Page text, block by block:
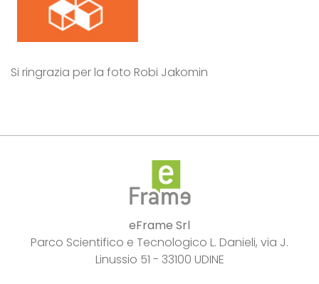
Si ringrazia per la foto Robi Jakomin
eFrame Srl
Parco Scientifico e Tecnologico L. Danieli, via J.
Linussio 51 - 33100 UDINE